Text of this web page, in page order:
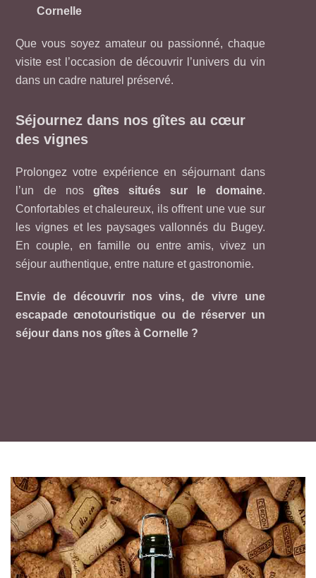
Cornelle
Que vous soyez amateur ou passionné, chaque
visite est l’occasion de découvrir l’univers du vin
dans un cadre naturel préservé.
Séjournez dans nos gîtes au cœur
des vignes
Prolongez votre expérience en séjournant dans
l’un de nos gîtes situés sur le domaine.
Confortables et chaleureux, ils offrent une vue sur
les vignes et les paysages vallonnés du Bugey.
En couple, en famille ou entre amis, vivez un
séjour authentique, entre nature et gastronomie.
Envie de découvrir nos vins, de vivre une
escapade œnotouristique ou de réserver un
séjour dans nos gîtes à Cornelle ?